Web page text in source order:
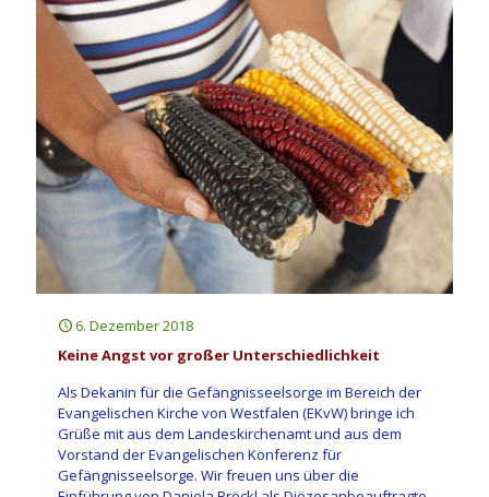
6. Dezember 2018
Keine Angst vor großer Unterschiedlichkeit
Als Dekanin für die Gefängnisseelsorge im Bereich der
Evangelischen Kirche von Westfalen (EKvW) bringe ich
Grüße mit aus dem Landeskirchenamt und aus dem
Vorstand der Evangelischen Konferenz für
Gefängnisseelsorge. Wir freuen uns über die